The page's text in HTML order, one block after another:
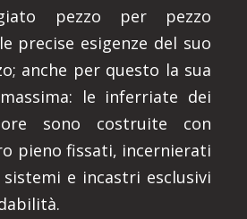
pezzo per pezzo
precise esigenze del suo
anche per questo la sua
le inferriate dei
sono costruite con
pieno fissati, incernierati
e incastri esclusivi